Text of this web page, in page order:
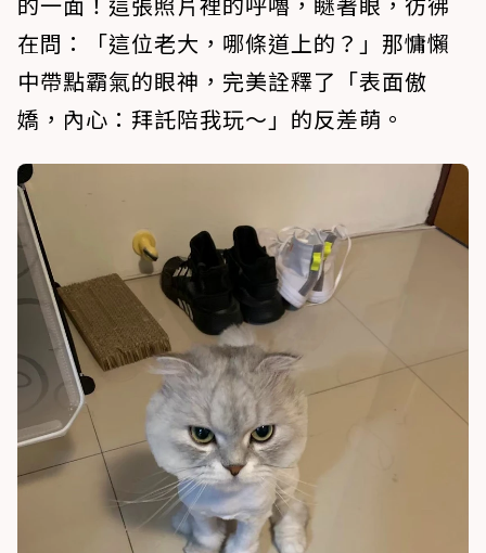
在問：「這位老大，哪條道上的？」那慵懶
中帶點霸氣的眼神，完美詮釋了「表面傲
嬌，內心：拜託陪我玩～」的反差萌。